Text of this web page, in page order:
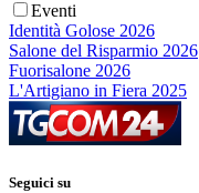
Eventi
Identità Golose 2026
Salone del Risparmio 2026
Fuorisalone 2026
L'Artigiano in Fiera 2025
Seguici su